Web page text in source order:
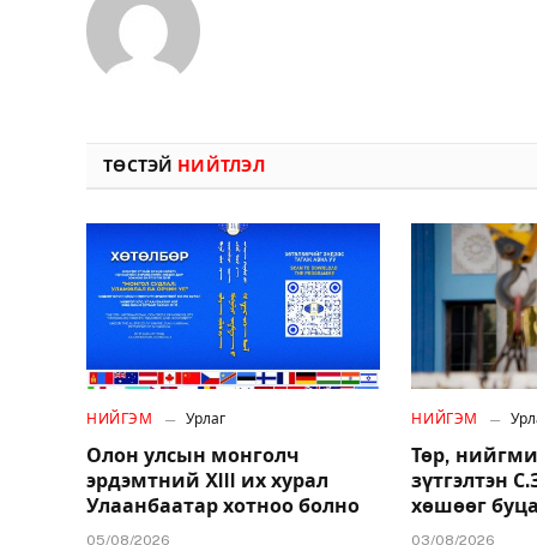
ТӨСТЭЙ НИЙТЛЭЛ
НИЙГЭМ Урлаг
Олон улсын монголч
эрдэмтний XIII их хурал
Улаанбаатар хотноо болно
05/08/2026
НИЙГЭМ
Төр,
зүтгэлтэн
хөшөөг
03/08/2026